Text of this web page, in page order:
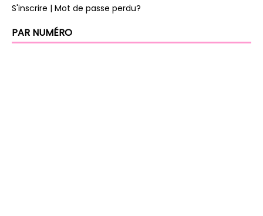
S'inscrire | Mot de passe perdu?
PAR NUMÉRO